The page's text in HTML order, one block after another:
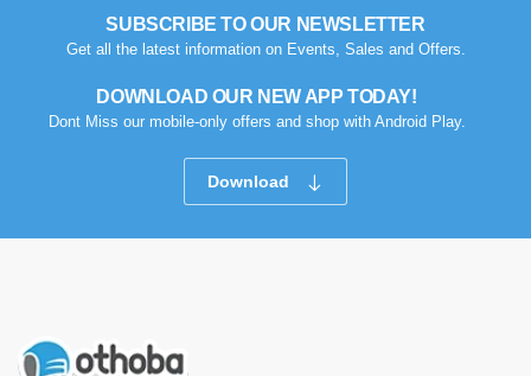
SUBSCRIBE TO OUR NEWSLETTER
Get all the latest information on Events, Sales and Offers.
DOWNLOAD OUR NEW APP TODAY!
Dont Miss our mobile-only offers and shop with Android Play.
Download